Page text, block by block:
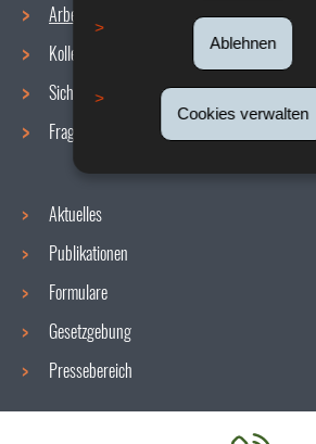
Ablehnen
Cookies verwalten
Navigationsmenü
Arbeitsbedingungen
Kollektive Vereinbarungen
Sicherheit/Gesundheit am Arbeitsplatz
Fragen / Antworten
Aktuelles
Publikationen
Formulare
Gesetzgebung
Pressebereich